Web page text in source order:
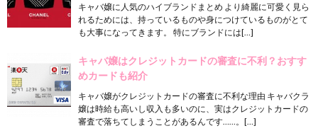
キャバ嬢に人気のハイブランドまとめ より綺麗に可愛く見ら
れるためには、持っているものや身につけているものがとて
も大事になってきます。 特にブランドには[…]
キャバ嬢はクレジットカードの審査に不利？おすす
めカードも紹介
キャバ嬢がクレジットカードの審査に不利な理由 キャバクラ
嬢は時給も高いし収入も多いのに、実はクレジットカードの
審査で落ちてしまうことがあるんです……。[…]